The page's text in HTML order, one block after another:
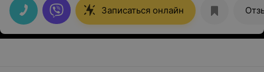
Записаться онлайн